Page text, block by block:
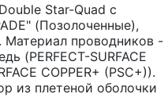
Star-Quad с
(Позолоченные),
Материал проводников -
(PERFECT-SURFACE
COPPER+ (PSC+)).
из плетеной оболочки